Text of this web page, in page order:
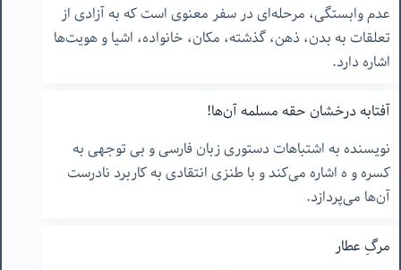
عدم وابستگی، مرحله‌ای در سفر معنوی است که به آزادی از
تعلقات به بدن، ذهن، گذشته، مکان، خانواده، اشیا و هویت‌ها
اشاره دارد.
آفتابه درخشان حقه مسلمه آن‌ها!
نویسنده به اشتباهات دستوری زبان فارسی و بی توجهی به
کسره و ه اشاره می‌کند و با طنزی انتقادی به کاربرد نادرست
آن‌ها می‌پردازد.
مرگِ عطار